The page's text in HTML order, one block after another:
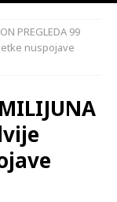
PREGLEDA 99
nuspojave